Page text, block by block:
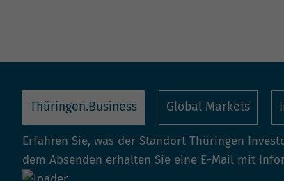
Thüringen.Business Global Markets
Erfahren Sie, was der Standort Thüringen
dem Absenden erhalten Sie eine E-Mail mit